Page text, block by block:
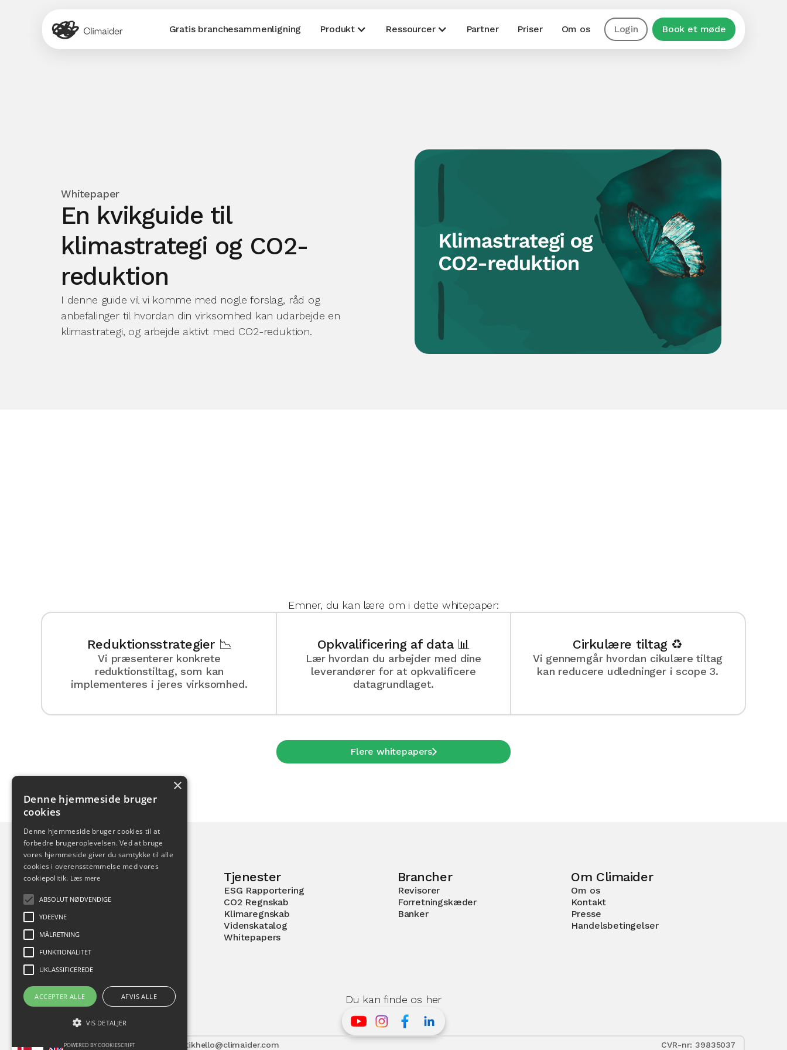
Gratis branchesammenligning Produkt Ressourcer Partner Priser Om os Login Book et møde
Whitepaper
En kvikguide til
klimastrategi og CO2-
reduktion
I denne guide vil vi komme med nogle forslag, råd og
anbefalinger til hvordan din virksomhed kan udarbejde en
klimastrategi, og arbejde aktivt med CO2-reduktion.
Emner, du kan lære om i dette whitepaper:
Reduktionsstrategier 📉
Vi præsenterer konkrete
reduktionstiltag, som kan
implementeres i jeres virksomhed.
Opkvalificering af data 📊
Lær hvordan du arbejder med dine
leverandører for at opkvalificere
datagrundlaget.
Cirkulære tiltag ♻️
Vi gennemgår hvordan cikulære tiltag
kan reducere udledninger i scope 3.
Flere whitepapers
Pilestræde 52
Tjenester
ESG Rapportering
CO2 Regnskab
Klimaregnskab
Videnskatalog
Whitepapers
Brancher
Revisorer
Forretningskæder
Banker
Om Climaider
Om os
Kontakt
Presse
Handelsbetingelser
Du kan finde os her
Vilkår og betingelserPrivatlivspolitikhello@climaider.com CVR-nr: 39835037
×
Denne hjemmeside bruger
cookies
Denne hjemmeside bruger cookies til at
forbedre brugeroplevelsen. Ved at bruge
vores hjemmeside giver du samtykke til alle
cookies i overensstemmelse med vores
cookiepolitik. Læs mere
ABSOLUT NØDVENDIGE
YDEEVNE
MÅLRETNING
FUNKTIONALITET
UKLASSIFICEREDE
ACCEPTER ALLE AFVIS ALLE
VIS DETALJER
POWERED BY COOKIESCRIPT